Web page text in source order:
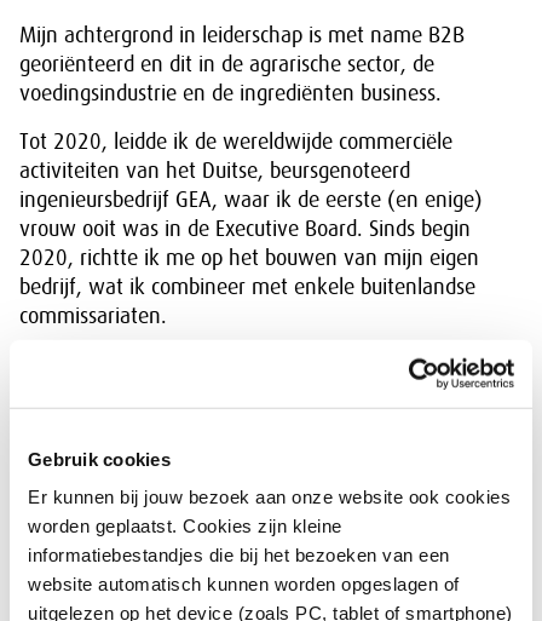
Gebruik cookies
Er kunnen bij jouw bezoek aan onze website ook cookies
worden geplaatst. Cookies zijn kleine
informatiebestandjes die bij het bezoeken van een
website automatisch kunnen worden opgeslagen of
uitgelezen op het device (zoals PC, tablet of smartphone)
Mijn achtergrond in leiderschap is met name B2B
georiënteerd en dit in de agrarische sector, de
voedingsindustrie en de ingrediënten business.
Tot 2020, leidde ik de wereldwijde commerciële
activiteiten van het Duitse, beursgenoteerd
ingenieursbedrijf GEA, waar ik de eerste (en enige)
vrouw ooit was in de Executive Board. Sinds begin
2020, richtte ik me op het bouwen van mijn eigen
bedrijf, wat ik combineer met enkele buitenlandse
commissariaten.
• Commissaris bij Prodrive Technologies in
• Niet-uitvoerend directeur in de Board of
Directors bij SIG Group AG, wereldwijd actief,
Zwitsers, beursgenoteerd bedrijf in
verpakkingsmachines en verpakkingen (sinds
2021 tot nu)
• Adviseur voor de aandeelhouders bij Zentis